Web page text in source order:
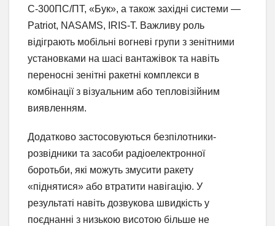
С-300ПС/ПТ, «Бук», а також західні системи —
Patriot, NASAMS, IRIS-T. Важливу роль
відіграють мобільні вогневі групи з зенітними
установками на шасі вантажівок та навіть
переносні зенітні ракетні комплекси в
комбінації з візуальним або тепловізійним
виявленням.
Додатково застосовуються безпілотники-
розвідники та засоби радіоелектронної
боротьби, які можуть змусити ракету
«піднятися» або втратити навігацію. У
результаті навіть дозвукова швидкість у
поєднанні з низькою висотою більше не